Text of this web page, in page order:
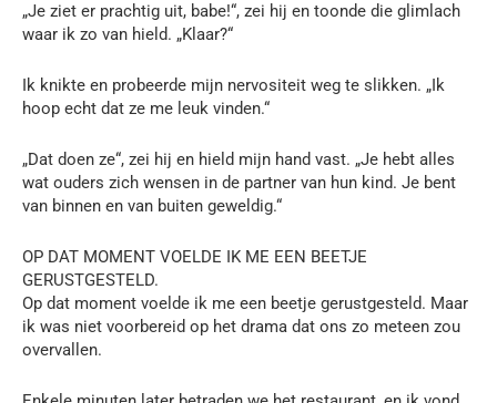
„Je ziet er prachtig uit, babe!“, zei hij en toonde die glimlach
waar ik zo van hield. „Klaar?“
Ik knikte en probeerde mijn nervositeit weg te slikken. „Ik
hoop echt dat ze me leuk vinden.“
„Dat doen ze“, zei hij en hield mijn hand vast. „Je hebt alles
wat ouders zich wensen in de partner van hun kind. Je bent
van binnen en van buiten geweldig.“
OP DAT MOMENT VOELDE IK ME EEN BEETJE
GERUSTGESTELD.
Op dat moment voelde ik me een beetje gerustgesteld. Maar
ik was niet voorbereid op het drama dat ons zo meteen zou
overvallen.